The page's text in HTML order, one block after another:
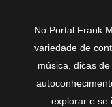
No Portal Frank
variedade de
música, dicas
explorar e se